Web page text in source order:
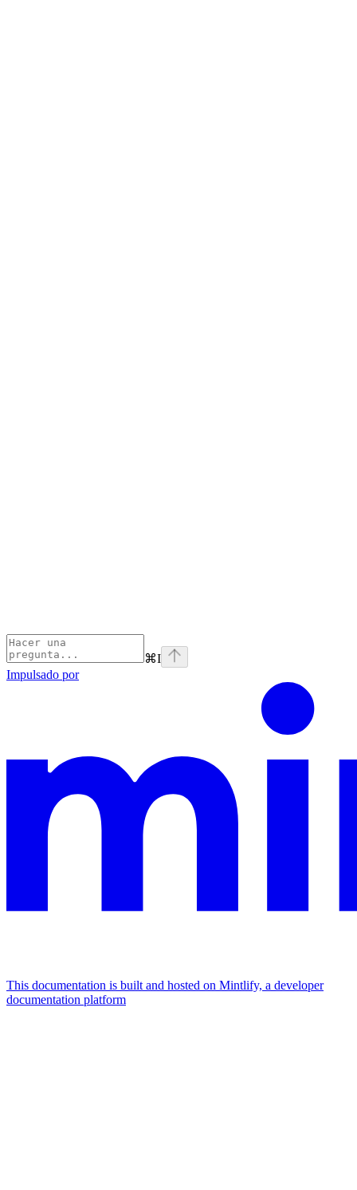
⌘I
Impulsado por
This documentation is built and hosted on Mintlify, a developer
documentation platform